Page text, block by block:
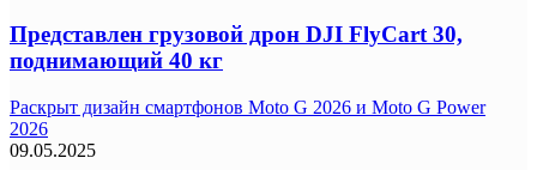
Представлен грузовой дрон DJI FlyCart 30,
поднимающий 40 кг
Раскрыт дизайн смартфонов Moto G 2026 и Moto G Power
2026
09.05.2025